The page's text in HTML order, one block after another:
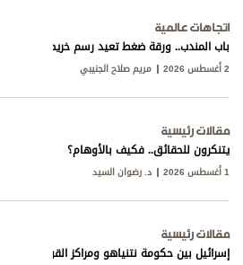
اتجاهات عالمية
باب المندب.. ورقة ضغط تعيد رسم خريطة التوتر في
2 أغسطس 2026 مريم صلاح الجنيبي
مقالات رئيسية
يتنكرون للحقائق.. فكيف بالأوهام؟
1 أغسطس 2026 د. رضوان السيد
مقالات رئيسية
إسرائيل بين حكومة نتنياهو ومراكز القوى